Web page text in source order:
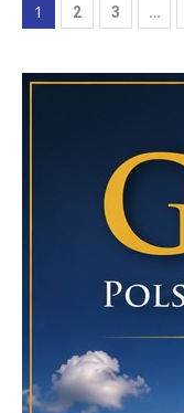
1 2 3 …